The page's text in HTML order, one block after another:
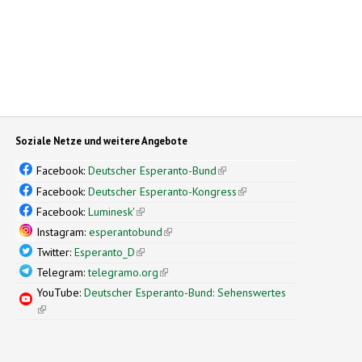
Soziale Netze und weitere Angebote
Facebook:Deutscher Esperanto-Bund(link is external)
Facebook:Deutscher Esperanto-Kongress(link is external)
Facebook:Luminesk'(link is external)
Instagram:esperantobund(link is external)
Twitter:Esperanto_D(link is external)
Telegram:telegramo.org(link is external)
YouTube:Deutscher Esperanto-Bund: Sehenswertes
(link is external)